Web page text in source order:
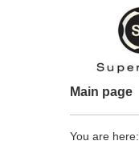
Main page
You are here: